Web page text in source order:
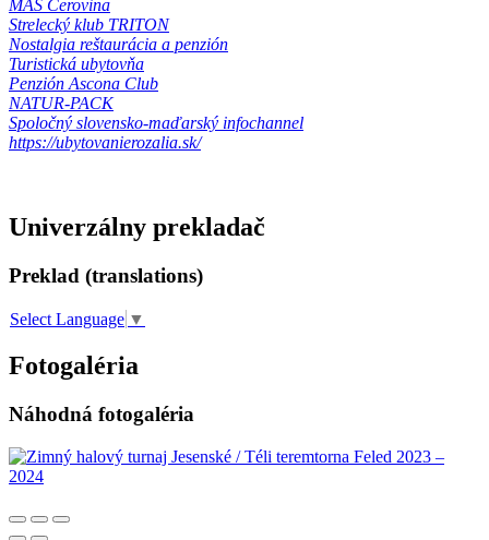
MAS Cerovina
Strelecký klub TRITON
Nostalgia reštaurácia a penzión
Turistická ubytovňa
Penzión Ascona Club
NATUR-PACK
Spoločný slovensko-maďarský infochannel
https://ubytovanierozalia.sk/
Univerzálny prekladač
Preklad (translations)
Select Language ▼
Fotogaléria
Náhodná fotogaléria